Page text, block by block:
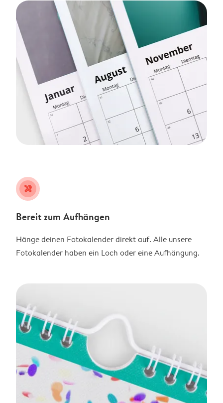
tools
Bereit zum Aufhängen
Hänge deinen Fotokalender direkt auf. Alle unsere
Fotokalender haben ein Loch oder eine Aufhängung.